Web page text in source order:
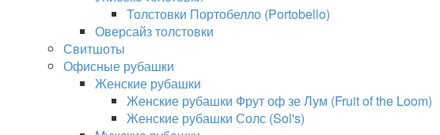
Толстовки Портобелло (Portobello)
Оверсайз толстовки
Свитшоты
Офисные рубашки
Женские рубашки
Женские рубашки Фрут оф зе Лум (Fruit of the Loom)
Женские рубашки Солс (Sol's)